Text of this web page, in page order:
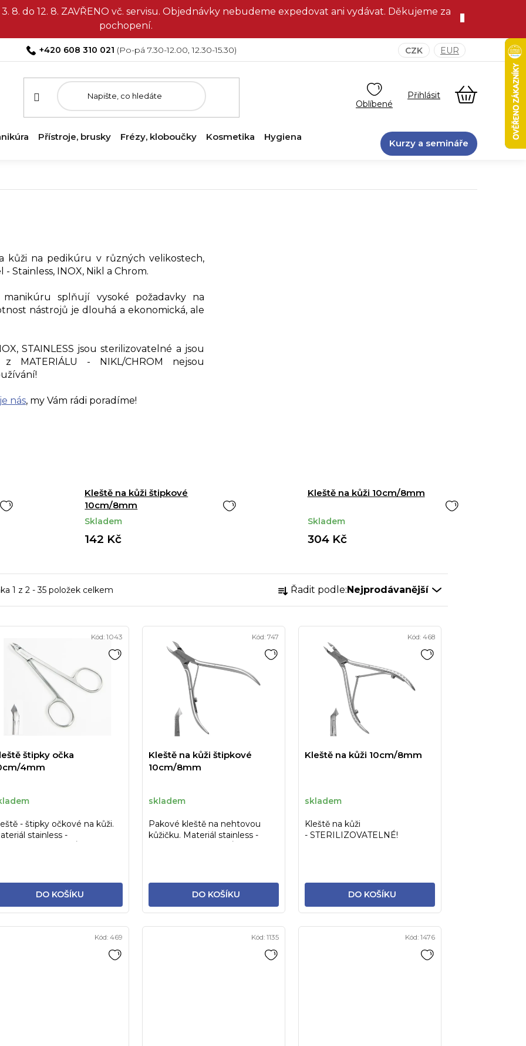
do 12. 8. ZAVŘENO vč. servisu. Objednávky nebudeme expedovat ani vydávat. Děkujeme za
pochopení.
+420 608 310 021 CZK EUR
NÁKUPNÍ
KOŠÍK
Přístroje, brusky Frézy, kloboučky Kosmetika
Hygiena
Kurzy a semináře
na pedikúru v různých velikostech,
Stainless, INOX, Nikl a Chrom.
splňují vysoké požadavky na
nástrojů je dlouhá a ekonomická, ale
STAINLESS jsou sterilizovatelné a jsou
- NIKL/CHROM nejsou
nás, my Vám rádi poradíme!
Kleště na kůži štipkové
10cm/8mm
Skladem
142 Kč
Kleště na kůži 10cm/8mm
Skladem
304 Kč
1 z 2 -35 položek celkem
Ř
a
e
n
Řadit podle: Nejprodávanější
štipky očka
4mm
DO KOŠÍKU
- štipky očkové na kůži.
stainless -
Kód: 1043
Kleště na kůži štipkové
10cm/8mm
skladem
DO KOŠÍKU
Pakové kleště na nehtovou
kůžičku. Materiál stainless -
Kód: 747
Kleště na kůži 10cm/8mm
skladem
DO KOŠÍKU
Kleště na kůži
- STERILIZOVATELNÉ!
Kód: 468
Kód: 469 Kód: 1135 Kód: 1476